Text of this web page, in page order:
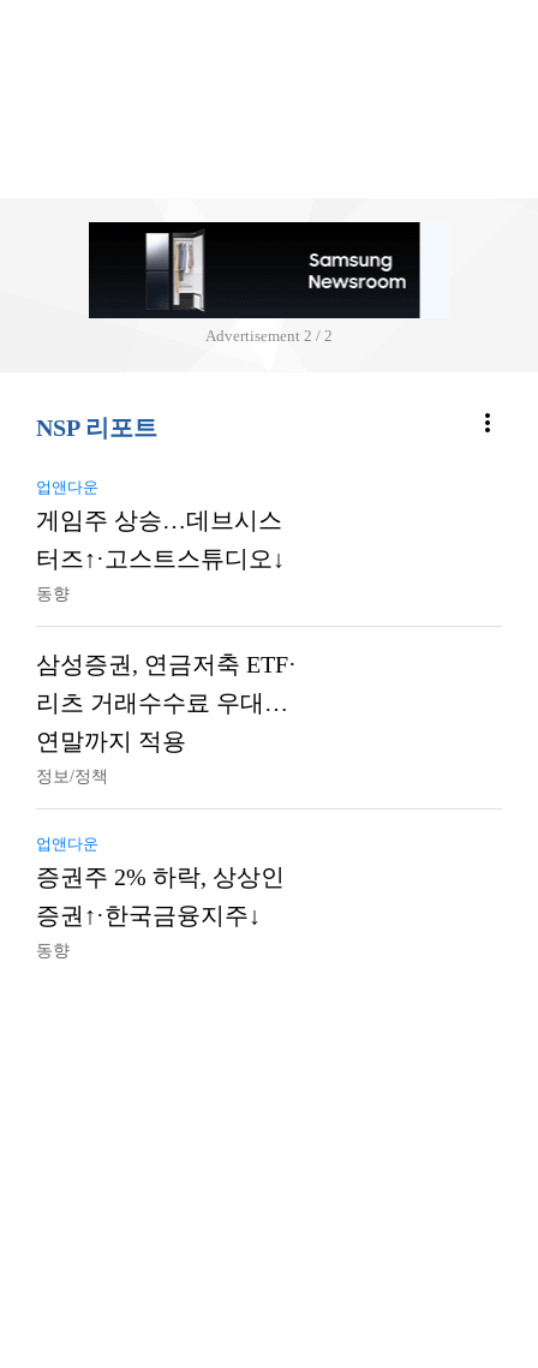
Advertisement 2 / 2
NSP 리포트 more_vert
업앤다운
게임주 상승…데브시스
터즈↑·고스트스튜디오↓
동향
삼성증권, 연금저축 ETF·
리츠 거래수수료 우대…
연말까지 적용
정보/정책
업앤다운
증권주 2% 하락, 상상인
증권↑·한국금융지주↓
동향